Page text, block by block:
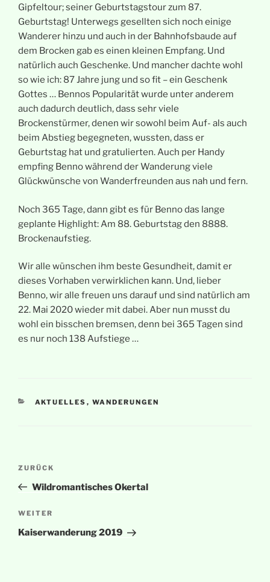
Gipfeltour; seiner Geburtstagstour zum 87.
Geburtstag! Unterwegs gesellten sich noch einige
Wanderer hinzu und auch in der Bahnhofsbaude auf
dem Brocken gab es einen kleinen Empfang. Und
natürlich auch Geschenke. Und mancher dachte wohl
so wie ich: 87 Jahre jung und so fit – ein Geschenk
Gottes … Bennos Popularität wurde unter anderem
auch dadurch deutlich, dass sehr viele
Brockenstürmer, denen wir sowohl beim Auf- als auch
beim Abstieg begegneten, wussten, dass er
Geburtstag hat und gratulierten. Auch per Handy
empfing Benno während der Wanderung viele
Glückwünsche von Wanderfreunden aus nah und fern.
Noch 365 Tage, dann gibt es für Benno das lange
geplante Highlight: Am 88. Geburtstag den 8888.
Brockenaufstieg.
Wir alle wünschen ihm beste Gesundheit, damit er
dieses Vorhaben verwirklichen kann. Und, lieber
Benno, wir alle freuen uns darauf und sind natürlich am
22. Mai 2020 wieder mit dabei. Aber nun musst du
wohl ein bisschen bremsen, denn bei 365 Tagen sind
es nur noch 138 Aufstiege …
KATEGORIEN
AKTUELLES , WANDERUNGEN
Beitragsnavigation
Vorheriger
Beitrag
ZURÜCK
Wildromantisches Okertal
Nächster
Beitrag
WEITER
Kaiserwanderung 2019